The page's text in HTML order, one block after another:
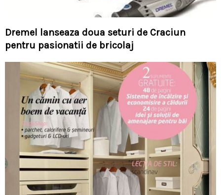
Dremel lanseaza doua seturi de Craciun
pentru pasionatii de bricolaj